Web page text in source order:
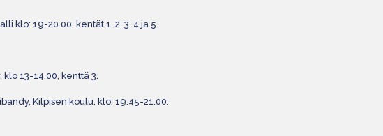
klo: 19-20.00, kentät 1, 2, 3, 4 ja 5.
13-14.00, kenttä 3.
Kilpisen koulu, klo: 19.45-21.00.